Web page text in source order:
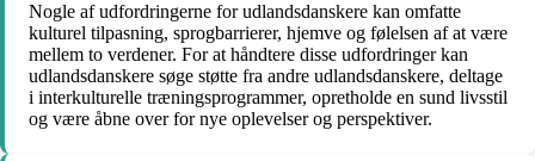
Nogle af udfordringerne for udlandsdanskere kan omfatte
kulturel tilpasning, sprogbarrierer, hjemve og følelsen af at være
mellem to verdener. For at håndtere disse udfordringer kan
udlandsdanskere søge støtte fra andre udlandsdanskere, deltage
i interkulturelle træningsprogrammer, opretholde en sund livsstil
og være åbne over for nye oplevelser og perspektiver.